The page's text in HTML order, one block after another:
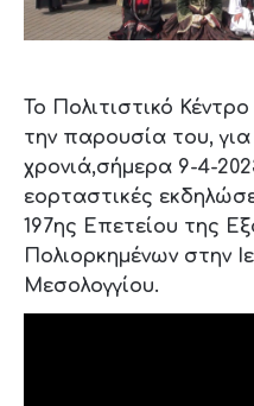
Το Πολιτιστικό
την παρουσία του,
χρονιά,σήμερα 9-4-
εορταστικές
197ης Επετείου της
Πολιορκημένων στην
Μεσολογγίου.